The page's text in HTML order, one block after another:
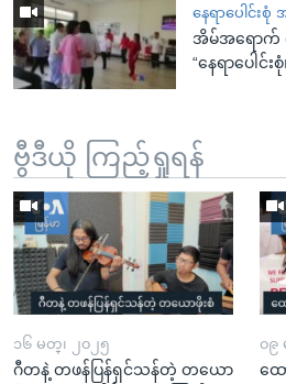
နေရာပေါင်းစုံ
အိမ်အရောက်
“နေရာပေါင်း
ဗွီဒီယို ကြည့်ရှုရန်
၁၆ မတ္၊ ၂၀၂၅
ဂီတနဲ့ တဖန်ပြန်ရှင်သန်တဲ့ တယော
၀၉
ထေ